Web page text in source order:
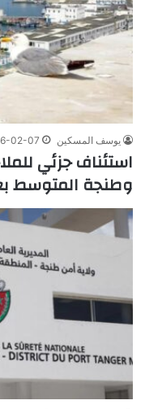
يوسف المسكين 02-07
استئناف جزئي
وطنجة المتوسط